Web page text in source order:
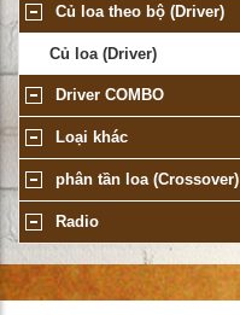
Củ loa theo bộ (Driver)
Củ loa (Driver)
Driver COMBO
Loại khác
phân tần loa (Crossover)
Radio